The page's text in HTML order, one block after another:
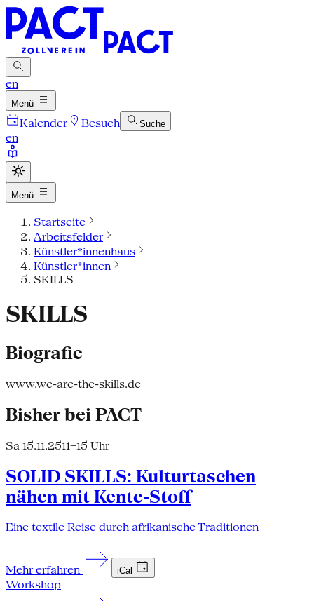
en
Menü
Kalender Besuch Suche
en
Menü
Startseite
Arbeitsfelder
Künstler*innenhaus
Künstler*innen
SKILLS
SKILLS
Biografie
www.we-are-the-skills.de
Bisher bei PACT
Sa 15.11.2511–15 Uhr
SOLID SKILLS: Kulturtaschen
nähen mit Kente-Stoff
Eine textile Reise durch afrikanische Traditionen
Mehr erfahren iCal
Workshop